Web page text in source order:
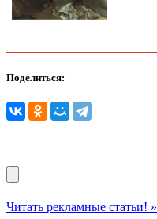
Поделиться:
Читать рекламные статьи! »